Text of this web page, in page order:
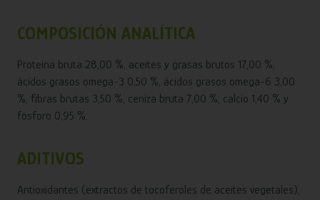
COMPOSICIÓN ANALÍTICA
Proteína bruta 28,00 %, aceites y grasas brutos 17,00 %,
ácidos grasos omega-3 0,50 %, ácidos grasos omega-6 3,00
%, fibras brutas 3,50 %, ceniza bruta 7,00 %, calcio 1,40 % y
fósforo 0,95 %.
ADITIVOS
Antioxidantes (extractos de tocoferoles de aceites vegetales),